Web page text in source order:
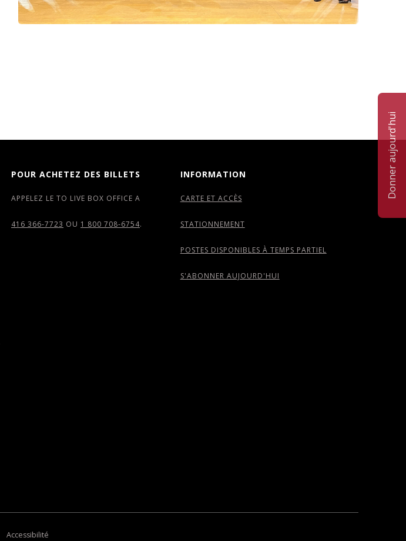
Donner aujourd'hui
POUR ACHETEZ DES BILLETS
APPELEZ LE TO LIVE BOX OFFICE A
416 366-7723 OU 1 800 708-6754.
INFORMATION
CARTE ET ACCÈS
STATIONNEMENT
POSTES DISPONIBLES À TEMPS PARTIEL
S'ABONNER AUJOURD'HUI
Accessibilité